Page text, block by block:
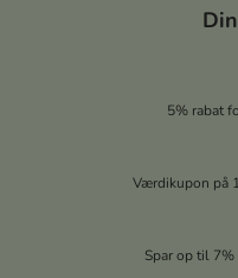
5% rabat
Værdikupon på
Spar op til